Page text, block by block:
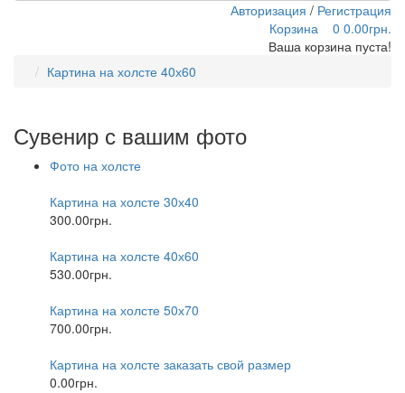
Авторизация / Регистрация
Корзина
0 0.00грн.
Ваша корзина пуста!
Картина на холсте 40х60
Сувенир с вашим фото
Фото на холсте
Картина на холсте 30х40
300.00грн.
Картина на холсте 40х60
530.00грн.
Картина на холсте 50х70
700.00грн.
Картина на холсте заказать свой размер
0.00грн.